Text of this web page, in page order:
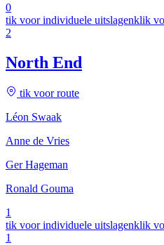
0
tik voor individuele uitslagenklik
2
North End
tik voor route
Léon Swaak
Anne de Vries
Ger Hageman
Ronald Gouma
1
tik voor individuele uitslagenklik
1